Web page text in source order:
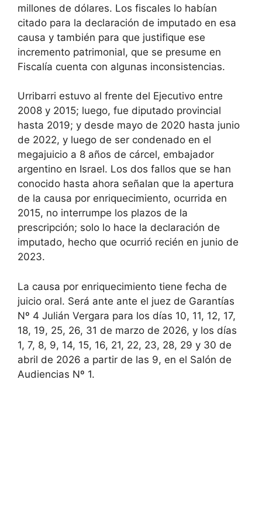
millones de dólares. Los fiscales lo habían
citado para la declaración de imputado en esa
causa y también para que justifique ese
incremento patrimonial, que se presume en
Fiscalía cuenta con algunas inconsistencias.
Urribarri estuvo al frente del Ejecutivo entre
2008 y 2015; luego, fue diputado provincial
hasta 2019; y desde mayo de 2020 hasta junio
de 2022, y luego de ser condenado en el
megajuicio a 8 años de cárcel, embajador
argentino en Israel. Los dos fallos que se han
conocido hasta ahora señalan que la apertura
de la causa por enriquecimiento, ocurrida en
2015, no interrumpe los plazos de la
prescripción; solo lo hace la declaración de
imputado, hecho que ocurrió recién en junio de
2023.
La causa por enriquecimiento tiene fecha de
juicio oral. Será ante ante el juez de Garantías
Nº 4 Julián Vergara para los días 10, 11, 12, 17,
18, 19, 25, 26, 31 de marzo de 2026, y los días
1, 7, 8, 9, 14, 15, 16, 21, 22, 23, 28, 29 y 30 de
abril de 2026 a partir de las 9, en el Salón de
Audiencias Nº 1.